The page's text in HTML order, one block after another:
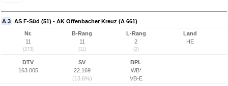
A 3 AS F-Süd (51) - AK Offenbacher Kreuz (A 661)
Nr.
11
(273)
B-Rang
11
(11)
L-Rang
2
(2)
Land
HE
DTV
163.005
SV
22.169
(13,6%)
BPL
WB*
VB-E